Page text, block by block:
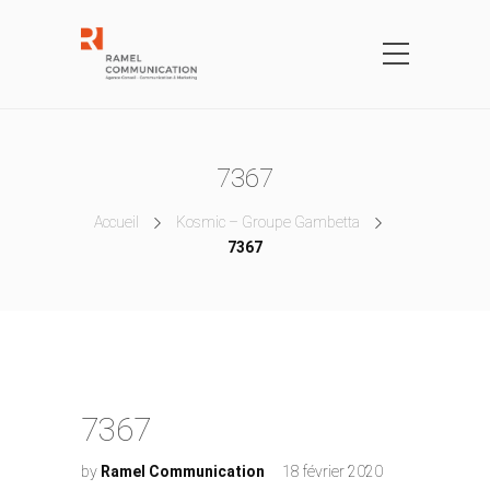
7367
Accueil
Kosmic – Groupe Gambetta
7367
7367
by Ramel Communication 18 février 2020